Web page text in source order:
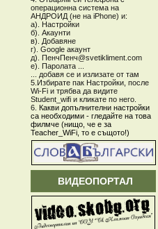
операционна система на
АНДРОИД (не на iPhone) и:
а). Настройки
б). Акаунти
в). Добавяне
г). Google акаунт
д). ПенчПенч@svetikliment.com
е). Паролата ...
... добавя се и излизате от там
5.Избирате пак Настройки, после
Wi-Fi и трябва да видите
Student_wifi и кликате по него.
6. Какви допълнителни настройки
са необходими - гледайте на това
филмче (нищо, че е за
Teacher_WiFi, то е същото!)
ВИДЕОПОРТАЛ